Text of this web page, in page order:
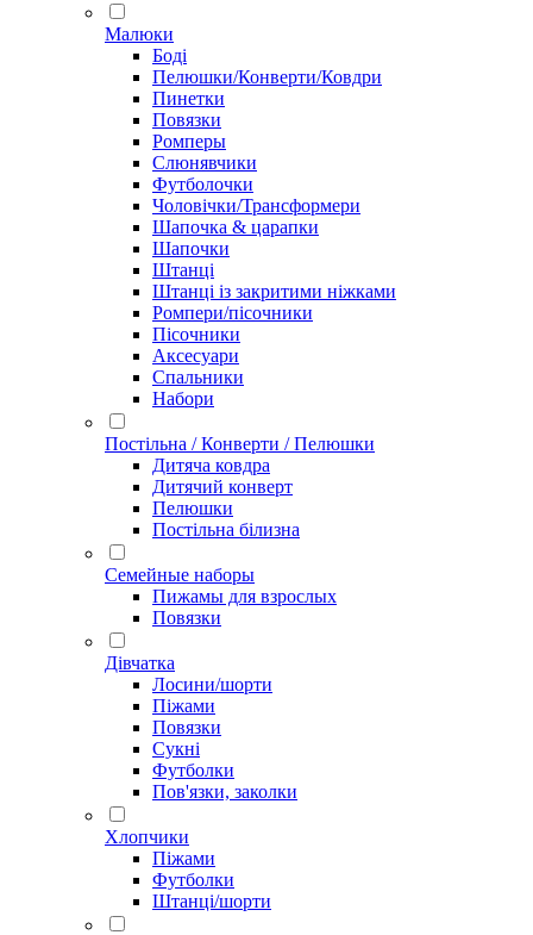
Малюки
Боді
Пелюшки/Конверти/Ковдри
Пинетки
Повязки
Ромперы
Слюнявчики
Футболочки
Чоловічки/Трансформери
Шапочка & царапки
Шапочки
Штанці
Штанці із закритими ніжками
Ромпери/пісочники
Пісочники
Аксесуари
Спальники
Набори
Постільна / Конверти / Пелюшки
Дитяча ковдра
Дитячий конверт
Пелюшки
Постільна білизна
Семейные наборы
Пижамы для взрослых
Повязки
Дівчатка
Лосини/шорти
Піжами
Повязки
Сукні
Футболки
Пов'язки, заколки
Хлопчики
Піжами
Футболки
Штанці/шорти